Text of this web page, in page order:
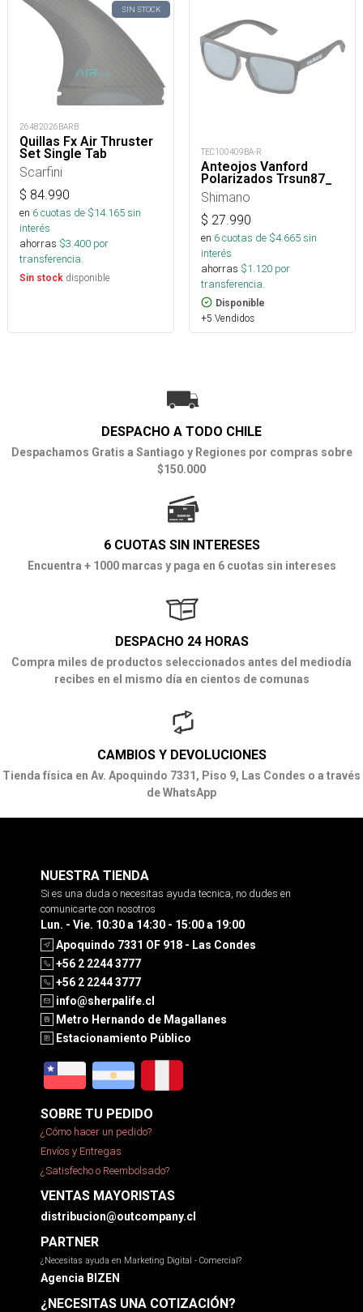
SIN STOCK
26482026BARB
Quillas Fx Air Thruster
Set Single Tab
Scarfini
$ 84.990
en 6cuotas de $14.165sin
interés
ahorras $3.400 por
transferencia.
Sin stock disponible
TEC100409BA-R
Anteojos Vanford
Polarizados Trsun87_
Shimano
$ 27.990
en 6cuotas de $4.665sin
interés
ahorras $1.120 por
transferencia.
Disponible
+5 Vendidos
DESPACHO A TODO CHILE
Despachamos Gratis a Santiago y Regiones por compras sobre
$150.000
6 CUOTAS SIN INTERESES
Encuentra + 1000 marcas y paga en 6 cuotas sin intereses
DESPACHO 24 HORAS
Compra miles de productos seleccionados antes del mediodía
recibes en el mismo día en cientos de comunas
CAMBIOS Y DEVOLUCIONES
Tienda física en Av. Apoquindo 7331, Piso 9, Las Condes o a través
de WhatsApp
NUESTRA TIENDA
Si es una duda o necesitas ayuda tecnica, no dudes en
comunicarte con nosotros
Lun. - Vie. 10:30 a 14:30 - 15:00 a 19:00
Apoquindo 7331 OF 918 - Las Condes
+56 2 2244 3777
+56 2 2244 3777
info@sherpalife.cl
Metro Hernando de Magallanes
Estacionamiento Público
SOBRE TU PEDIDO
¿Cómo hacer un pedido?
Envíos y Entregas
¿Satisfecho o Reembolsado?
VENTAS MAYORISTAS
distribucion@outcompany.cl
PARTNER
¿Necesitas ayuda en Marketing Digital - Comercial?
Agencia BIZEN
¿NECESITAS UNA COTIZACIÓN?